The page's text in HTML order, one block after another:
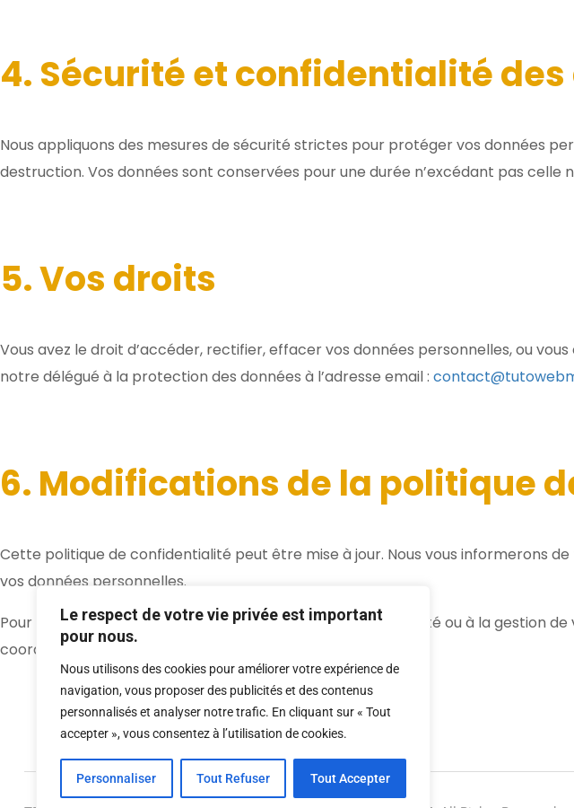
Le respect de votre vie privée est important
pour nous.
Nous utilisons des cookies pour améliorer votre expérience de
navigation, vous proposer des publicités et des contenus
personnalisés et analyser notre trafic. En cliquant sur « Tout
accepter », vous consentez à l’utilisation de cookies.
Personnaliser Tout Refuser Tout Accepter
4. Sécurité et confidentialité des
Nous appliquons des mesures de sécurité strictes pour protéger vos données
destruction. Vos données sont conservées pour une durée n’excédant pas celle
5. Vos droits
Vous avez le droit d’accéder, rectifier, effacer vos données personnelles, ou
notre délégué à la protection des données à l’adresse email :
6. Modifications de la politique
Cette politique de confidentialité peut être mise à jour. Nous vous informerons
vos données personnelles.
Pour toute question relative à cette politique de confidentialité ou à la gestion
coordonnées fournies ci-dessus.